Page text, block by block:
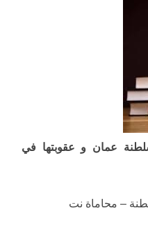
عمان و عقوبتها في
– محاماة نت